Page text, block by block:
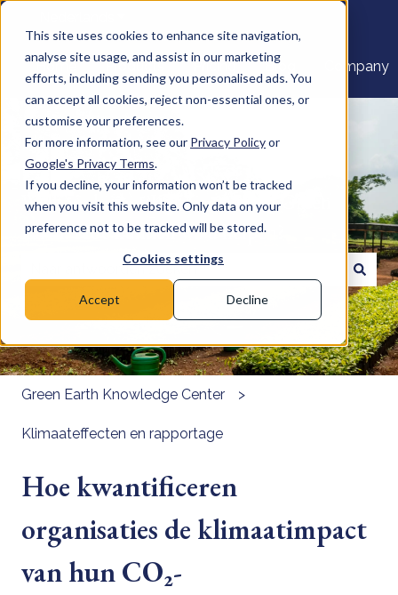
This site uses cookies to enhance site navigation,
analyse site usage, and assist in our marketing
efforts, including sending you personalised ads. You
can accept all cookies, reject non-essential ones, or
customise your preferences.
For more information, see our Privacy Policyor
Google's Privacy Terms.
If you decline, your information won’t be tracked
when you visit this website. Only data on your
preference not to be tracked will be stored.
Cookies settings
Accept Decline
Home Products Pricing Blog Company
Welkom bij het Kenniscentrum Green
Earth. Hoe kunnen we u helpen?
Er zijn geen suggesties want het zoekveld is leeg.
Green Earth Knowledge Center
Klimaateffecten en rapportage
Hoe kwantificeren
organisaties de klimaatimpact
van hun CO₂-